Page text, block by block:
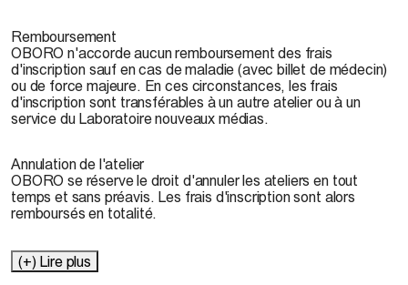
Remboursement
OBORO n'accorde aucun remboursement des frais
d'inscription sauf en cas de maladie (avec billet de médecin)
ou de force majeure. En ces circonstances, les frais
d'inscription sont transférables à un autre atelier ou à un
service du Laboratoire nouveaux médias.
Annulation de l'atelier
OBORO se réserve le droit d'annuler les ateliers en tout
temps et sans préavis. Les frais d'inscription sont alors
remboursés en totalité.
(+) Lire plus